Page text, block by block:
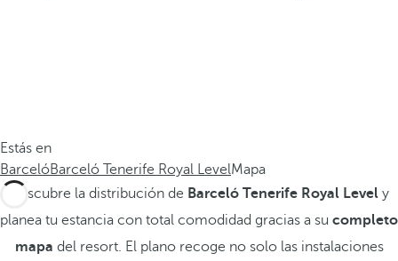
Estás en
BarcelóBarceló Tenerife Royal LevelMapa
Descubre la distribución de Barceló Tenerife Royal Level y
planea tu estancia con total comodidad gracias a su completo
mapa del resort. El plano recoge no solo las instalaciones